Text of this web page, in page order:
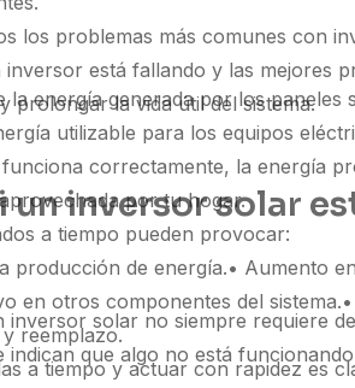
los problemas más comunes con
está fallando y las mejores
prolongar la vida útil del sistema.
energía generada por los paneles
utilizable para los equipos
correctamente, la energía
por tu hogar.
a tiempo pueden provocar:
producción de energía.• Aumento
en otros componentes del sistema.
reemplazo.
a tiempo y actuar con rapidez es
un inversor solar
inversor solar no siempre requiere
indican que algo no está funcionando